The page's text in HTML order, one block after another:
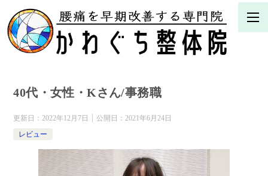
40代・女性・Kさん/事務職
更新日： 2022年12月7日 公開日： 2021年6月24日
レビュー